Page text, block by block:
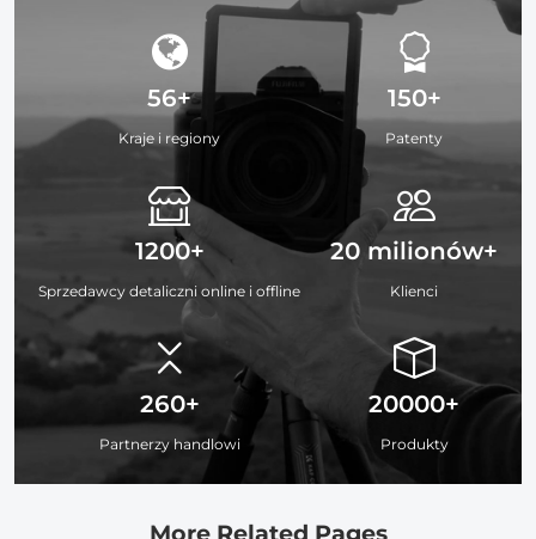
56+
Kraje i regiony
1200+
Sprzedawcy detaliczni online i offline
260+
Partnerzy handlowi
150+
Patenty
20 milionów+
Klienci
20000+
Produkty
More Related Pages